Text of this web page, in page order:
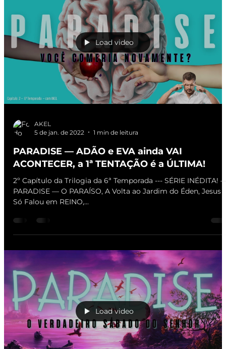
Load video
AKEL
5 de jan. de 2022
1 min de leitura
PARADISE — ADÃO e EVA ainda VAI
ACONTECER, a 1ª TENTAÇÃO é a ÚLTIMA!
2º Capítulo da Trilogia da 6ª Temporada --- SÉRIE INÉDITA!
PARADISE — O PARAÍSO, A Volta ao Jardim do Éden, Jesus
Só Falou em REINO,...
Load video